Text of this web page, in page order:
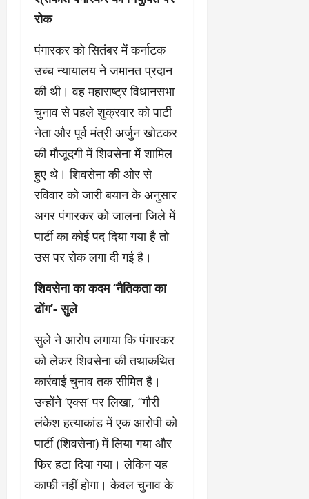
रोक
पंगारकर को सितंबर में कर्नाटक
उच्च न्यायालय ने जमानत प्रदान
की थी। वह महाराष्ट्र विधानसभा
चुनाव से पहले शुक्रवार को पार्टी
नेता और पूर्व मंत्री अर्जुन खोटकर
की मौजूदगी में शिवसेना में शामिल
हुए थे। शिवसेना की ओर से
रविवार को जारी बयान के अनुसार
अगर पंगारकर को जालना जिले में
पार्टी का कोई पद दिया गया है तो
उस पर रोक लगा दी गई है।
शिवसेना का कदम ‘नैतिकता का
ढोंग’- सुले
सुले ने आरोप लगाया कि पंगारकर
को लेकर शिवसेना की तथाकथित
कार्रवाई चुनाव तक सीमित है।
उन्होंने ‘एक्स’ पर लिखा, ‘‘गौरी
लंकेश हत्याकांड में एक आरोपी को
पार्टी (शिवसेना) में लिया गया और
फिर हटा दिया गया। लेकिन यह
काफी नहीं होगा। केवल चुनाव के